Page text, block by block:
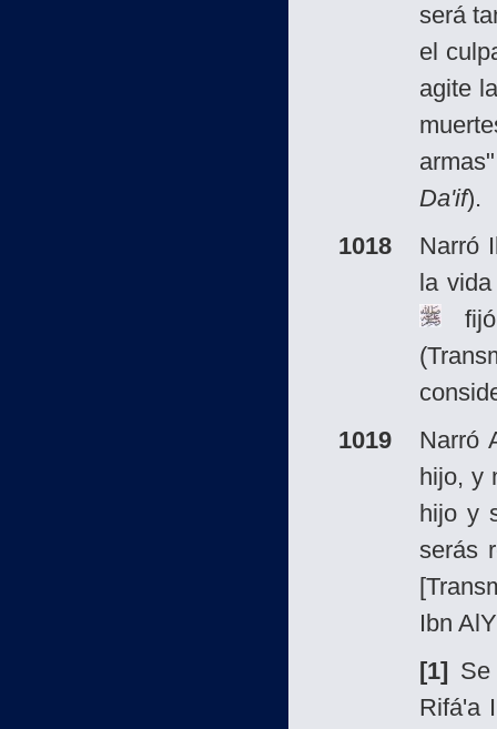
será
el
agite
Da'if).
1018
Narró
la
1019
Narró
hijo, y
hijo y
serás
Ibn
[1]
Rifá'a